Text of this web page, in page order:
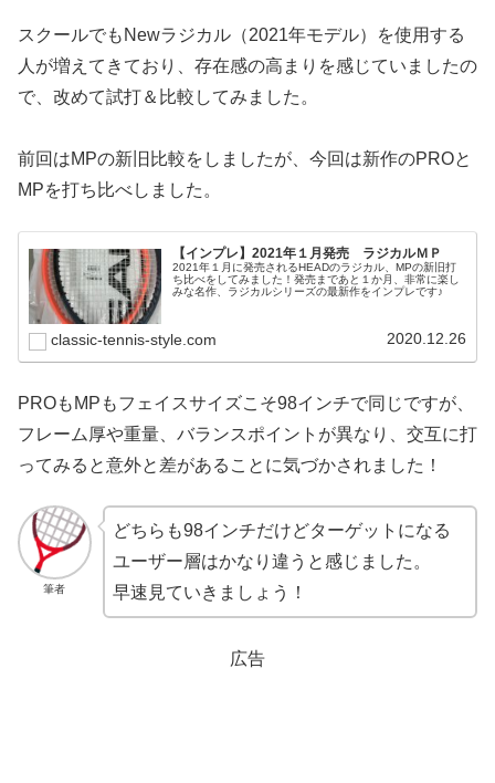
スクールでもNewラジカル（2021年モデル）を使用する
人が増えてきており、存在感の高まりを感じていましたの
で、改めて試打＆比較してみました。
前回はMPの新旧比較をしましたが、今回は新作のPROと
MPを打ち比べしました。
【インプレ】2021年１月発売 ラジカルＭＰ
2021年１月に発売されるHEADのラジカル、MPの新旧打
ち比べをしてみました！発売まであと１か月、非常に楽し
みな名作、ラジカルシリーズの最新作をインプレです♪
classic-tennis-style.com 2020.12.26
PROもMPもフェイスサイズこそ98インチで同じですが、
フレーム厚や重量、バランスポイントが異なり、交互に打
ってみると意外と差があることに気づかされました！
筆者
どちらも98インチだけどターゲットになる
ユーザー層はかなり違うと感じました。
早速見ていきましょう！
広告